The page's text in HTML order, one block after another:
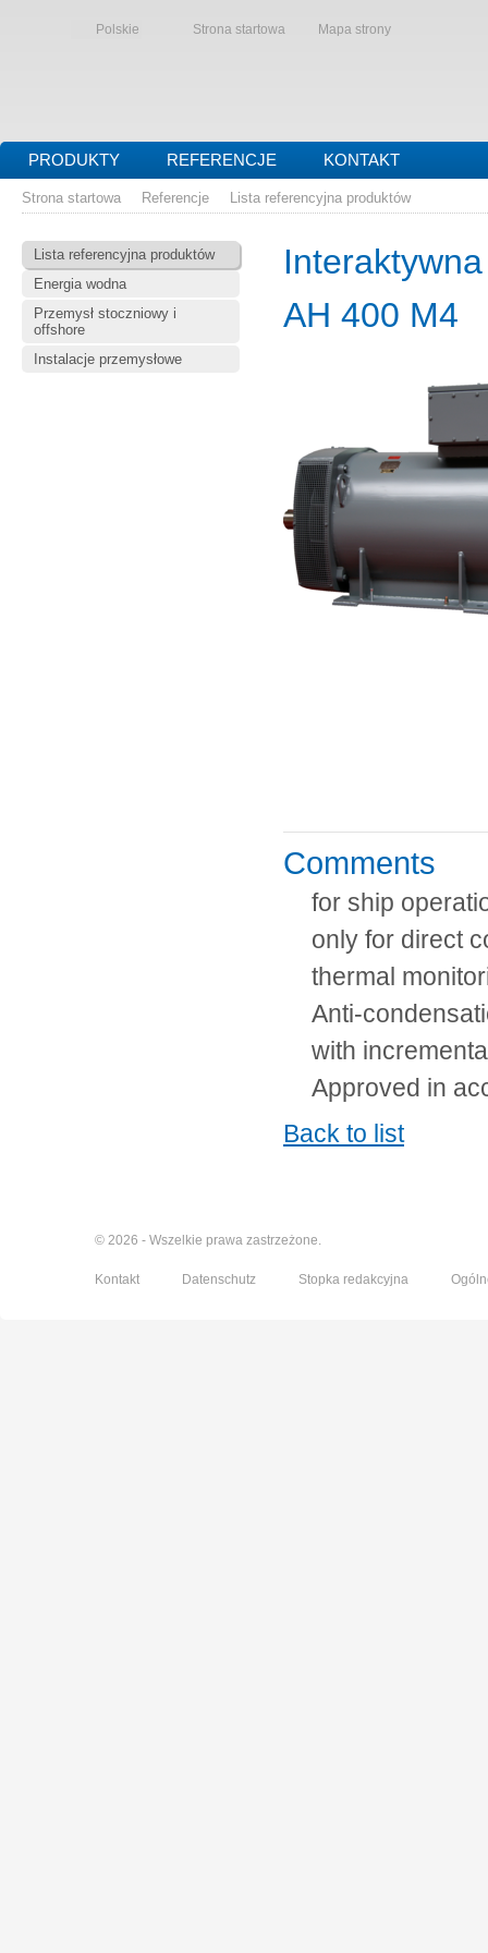
Polskie Strona startowa Mapa strony
PRODUKTY REFERENCJE KONTAKT
Strona startowa Referencje Lista referencyjna produktów
Lista referencyjna produktów
Energia wodna
Przemysł stoczniowy i
offshore
Instalacje przemysłowe
AH 400 M4
Comments
for ship
only for direct
thermal
Anti-
with
Approved in
Back to list
© 2026 - Wszelkie prawa zastrzeżone.
Kontakt Datenschutz Stopka redakcyjna